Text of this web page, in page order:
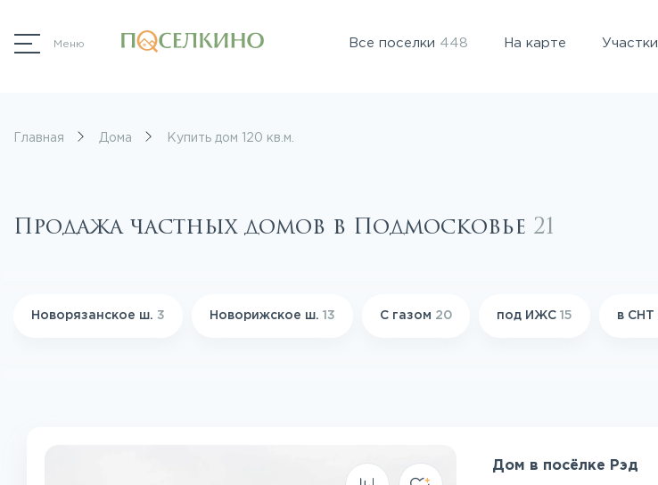
Меню Все поселки 448 На карте Участки
Главная Дома Купить дом 120 кв.м.
Продажа частных домов в Подмосковье 21
Новорязанское ш. 3 Новорижское ш. 13 С газом 20 под ИЖС 15 в СНТ
Дом в посёлке Рэд